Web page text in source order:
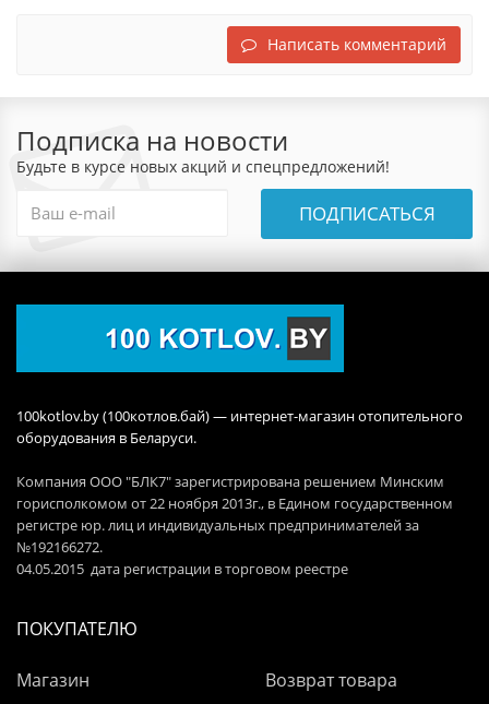
Написать комментарий
Подписка на новости
Будьте в курсе новых акций и спецпредложений!
ПОДПИСАТЬСЯ
100kotlov.by (100котлов.бай) — интернет-магазин отопительного
оборудования в Беларуси.
Компания ООО "БЛК7" зарегистрирована решением Минским
горисполкомом от 22 ноября 2013г., в Едином государственном
регистре юр. лиц и индивидуальных предпринимателей за
№192166272.
04.05.2015 дата регистрации в торговом реестре
ПОКУПАТЕЛЮ
Магазин
Возврат товара